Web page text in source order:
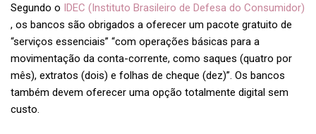
Segundo o IDEC (Instituto Brasileiro de Defesa do Consumidor)
, os bancos são obrigados a oferecer um pacote gratuito de
“serviços essenciais” “com operações básicas para a
movimentação da conta-corrente, como saques (quatro por
mês), extratos (dois) e folhas de cheque (dez)”. Os bancos
também devem oferecer uma opção totalmente digital sem
custo.